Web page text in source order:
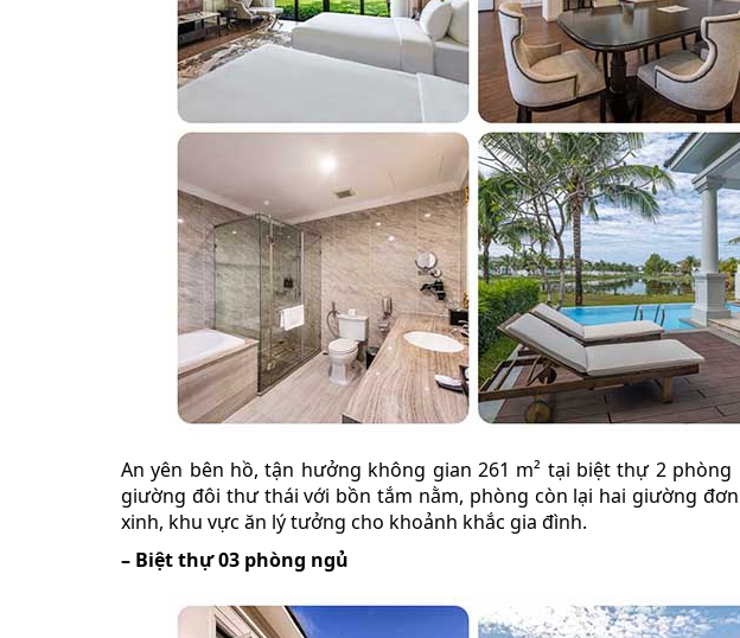
An yên bên hồ, tận hưởng không gian 261 m² tại biệt thự 2
giường đôi thư thái với bồn tắm nằm, phòng còn lại hai giường
xinh, khu vực ăn lý tưởng cho khoảnh khắc gia đình.
– Biệt thự 03 phòng ngủ